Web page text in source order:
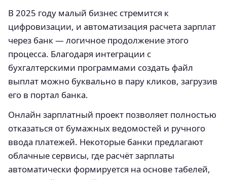
В 2025 году малый бизнес стремится к
цифровизации, и автоматизация расчета зарплат
через банк — логичное продолжение этого
процесса. Благодаря интеграции с
бухгалтерскими программами создать файл
выплат можно буквально в пару кликов, загрузив
его в портал банка.
Онлайн зарплатный проект позволяет полностью
отказаться от бумажных ведомостей и ручного
ввода платежей. Некоторые банки предлагают
облачные сервисы, где расчёт зарплаты
автоматически формируется на основе табелей,